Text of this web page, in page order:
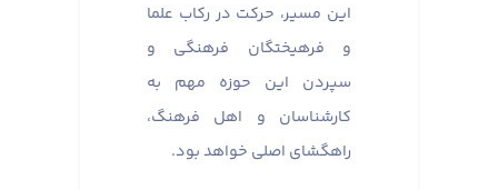
این مسیر، حرکت در رکاب علما
و فرهیختگان فرهنگی و
سپردن این حوزه مهم به
کارشناسان و اهل فرهنگ،
راهگشای اصلی خواهد بود.